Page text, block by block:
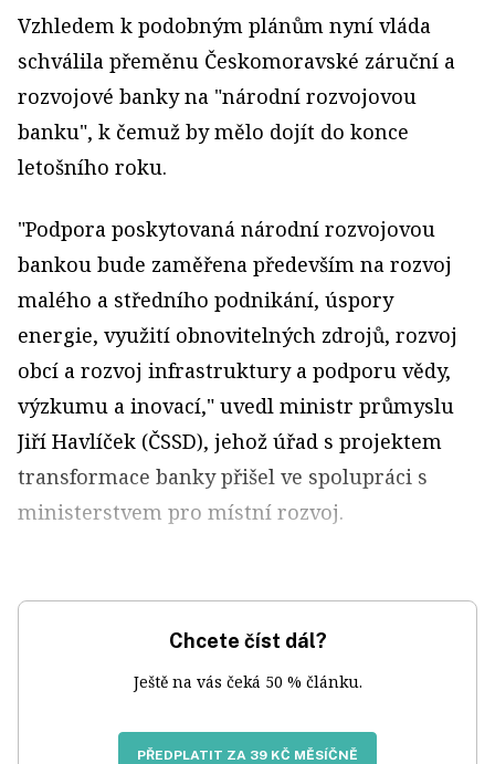
Vzhledem k podobným plánům nyní vláda
schválila přeměnu Českomoravské záruční a
rozvojové banky na "národní rozvojovou
banku", k čemuž by mělo dojít do konce
letošního roku.
"Podpora poskytovaná národní rozvojovou
bankou bude zaměřena především na rozvoj
malého a středního podnikání, úspory
energie, využití obnovitelných zdrojů, rozvoj
obcí a rozvoj infrastruktury a podporu vědy,
výzkumu a inovací," uvedl ministr průmyslu
Jiří Havlíček (ČSSD), jehož úřad s projektem
transformace banky přišel ve spolupráci s
ministerstvem pro místní rozvoj.
Chcete číst dál?
Ještě na vás čeká 50 % článku.
PŘEDPLATIT ZA 39 KČ MĚSÍČNĚ